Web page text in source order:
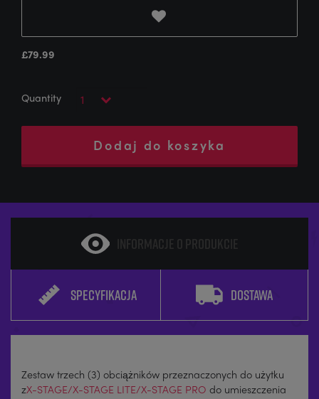
£79.99
Dodaj do koszyka
SPECYFIKACJA DOSTAWA
Zestaw trzech (3) obciążników przeznaczonych do użytku
zX-STAGE/X-STAGE LITE/X-STAGE PRO do umieszczenia